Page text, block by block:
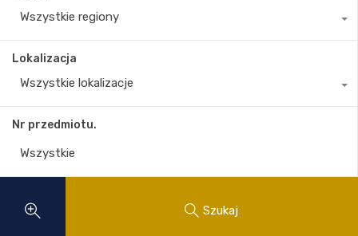
Wszystkie regiony
Lokalizacja
Wszystkie lokalizacje
Nr przedmiotu.
Szukaj